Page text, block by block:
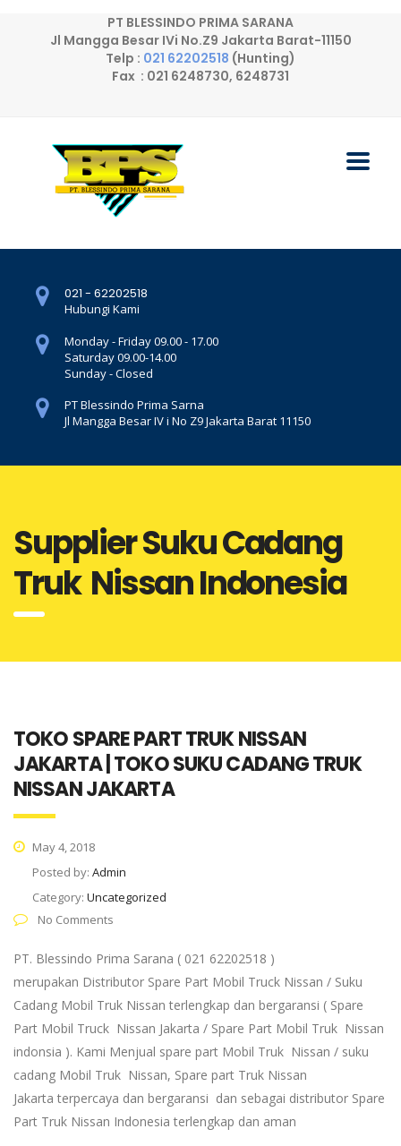
PT BLESSINDO PRIMA SARANA
Jl Mangga Besar IVi No.Z9 Jakarta Barat-11150
Telp : 021 62202518 (Hunting)
Fax : 021 6248730, 6248731
021 - 62202518
Hubungi Kami
Monday - Friday 09.00 - 17.00
Saturday 09.00-14.00
Sunday - Closed
PT Blessindo Prima Sarna
Jl Mangga Besar IV i No Z9 Jakarta Barat 11150
Supplier Suku Cadang
Truk Nissan Indonesia
TOKO SPARE PART TRUK NISSAN
JAKARTA | TOKO SUKU CADANG TRUK
NISSAN JAKARTA
May 4, 2018
Posted by: Admin
Category: Uncategorized
No Comments
PT. Blessindo Prima Sarana ( 021 62202518 )
merupakan Distributor Spare Part Mobil Truck Nissan / Suku
Cadang Mobil Truk Nissan terlengkap dan bergaransi ( Spare
Part Mobil Truck Nissan Jakarta / Spare Part Mobil Truk Nissan
indonsia ). Kami Menjual spare part Mobil Truk Nissan / suku
cadang Mobil Truk Nissan, Spare part Truk Nissan
Jakarta terpercaya dan bergaransi dan sebagai distributor Spare
Part Truk Nissan Indonesia terlengkap dan aman